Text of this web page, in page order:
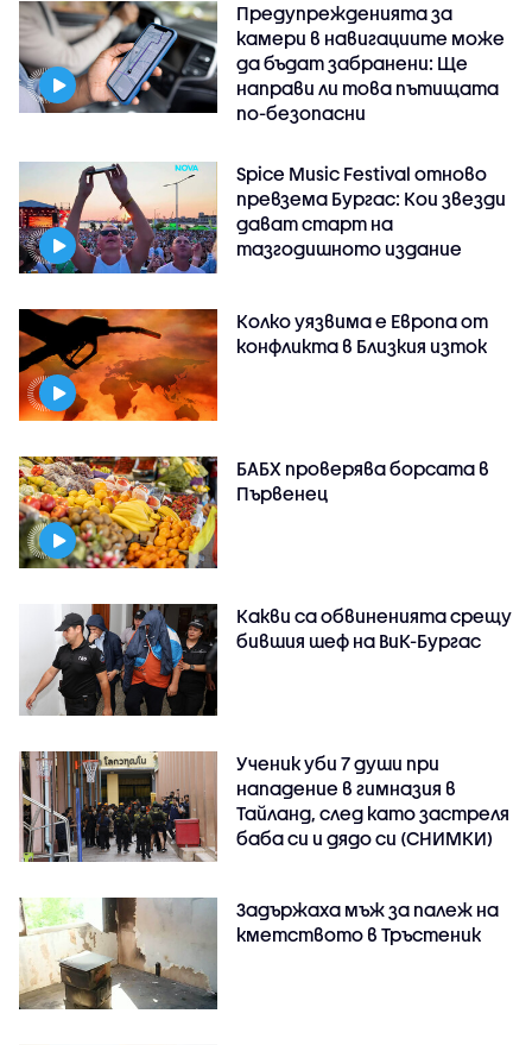
Предупрежденията за
камери в навигациите може
да бъдат забранени: Ще
направи ли това пътищата
по-безопасни
Spice Music Festival отново
превзема Бургас: Кои звезди
дават старт на
тазгодишното издание
Колко уязвима е Европа от
конфликта в Близкия изток
БАБХ проверява борсата в
Първенец
Какви са обвиненията срещу
бившия шеф на ВиК-Бургас
Ученик уби 7 души при
нападение в гимназия в
Тайланд, след като застреля
баба си и дядо си (СНИМКИ)
Задържаха мъж за палеж на
кметството в Тръстеник